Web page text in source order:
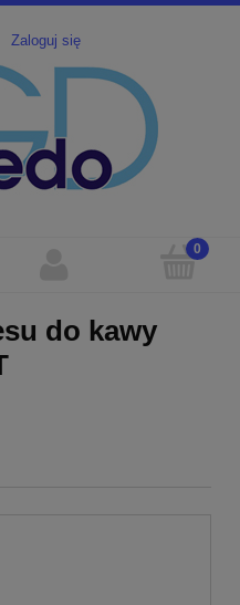
Zaloguj się
do kawy